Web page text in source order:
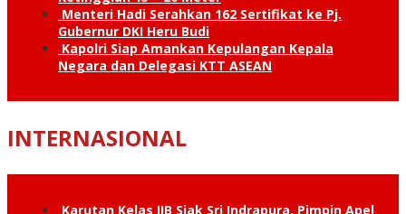
Menteri Hadi Serahkan 162 Sertifikat ke Pj.
Gubernur DKI Heru Budi
Kapolri Siap Amankan Kepulangan Kepala
Negara dan Delegasi KTT ASEAN
INTERNASIONAL
Karutan Kelas IIB Siak Sri Indrapura, Pimpin Apel